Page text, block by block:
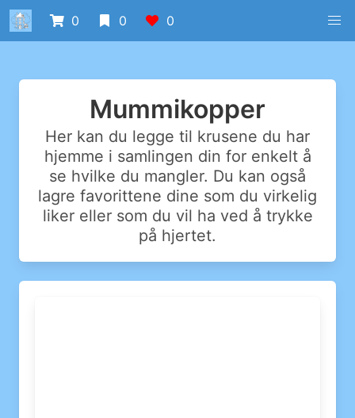
0 0 0
Mummikopper
Her kan du legge til krusene du har
hjemme i samlingen din for enkelt å
se hvilke du mangler. Du kan også
lagre favorittene dine som du virkelig
liker eller som du vil ha ved å trykke
på hjertet.